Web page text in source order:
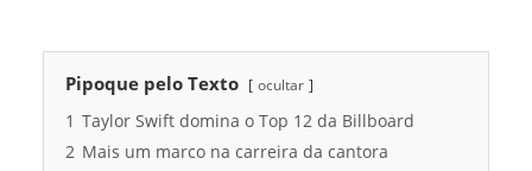
Pipoque pelo Texto ocultar
1 Taylor Swift domina o Top 12 da Billboard
2 Mais um marco na carreira da cantora